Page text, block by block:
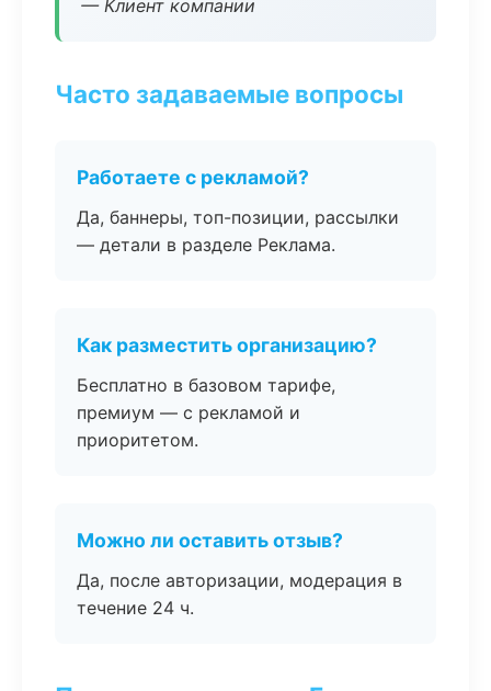
— Клиент компании
Часто задаваемые вопросы
Работаете с рекламой?
Да, баннеры, топ-позиции, рассылки
— детали в разделе Реклама.
Как разместить организацию?
Бесплатно в базовом тарифе,
премиум — с рекламой и
приоритетом.
Можно ли оставить отзыв?
Да, после авторизации, модерация в
течение 24 ч.